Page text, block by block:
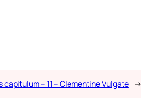
capitulum – 11 – Clementine Vulgate →